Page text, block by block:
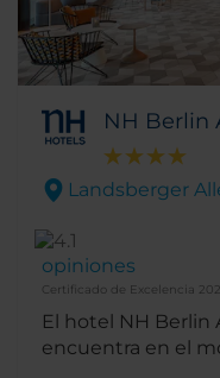
NH Berlin
Landsberger
opiniones
Certificado de Excelencia
El hotel NH Berlin
encuentra en el